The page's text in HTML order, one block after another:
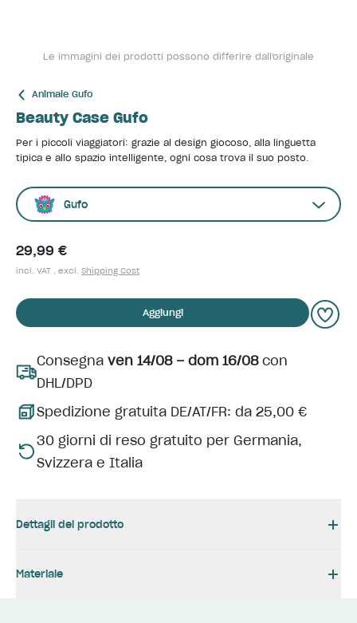
Le immagini dei prodotti possono differire dall'originale
Animale Gufo
Beauty Case Gufo
Per i piccoli viaggiatori: grazie al design giocoso, alla linguetta
tipica e allo spazio intelligente, ogni cosa trova il suo posto.
Gufo
29,99 €
incl. VAT , excl. Shipping Cost
Aggiungi
Consegna ven 14/08 – dom 16/08con
DHL/DPD
Spedizione gratuita DE/AT/FR: da 25,00 €
30 giorni di reso gratuito per Germania,
Svizzera e Italia
Dettagli del prodotto
Materiale